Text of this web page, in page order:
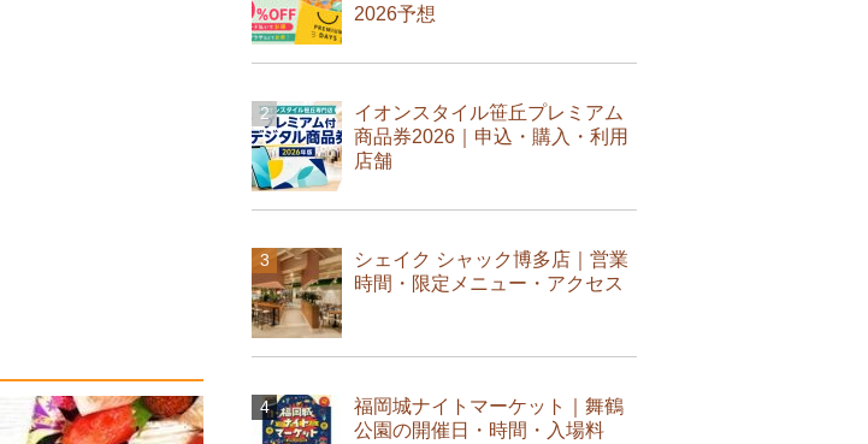
2026予想
イオンスタイル笹丘プレミアム
商品券2026｜申込・購入・利用
店舗
シェイク シャック博多店｜営業
時間・限定メニュー・アクセス
福岡城ナイトマーケット｜舞鶴
公園の開催日・時間・入場料